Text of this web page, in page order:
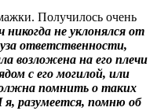
Получилось очень
не уклонялся от
ответственности,
возложена на его плечи
с его могилой, или
помнить о таких
разумеется, помню об